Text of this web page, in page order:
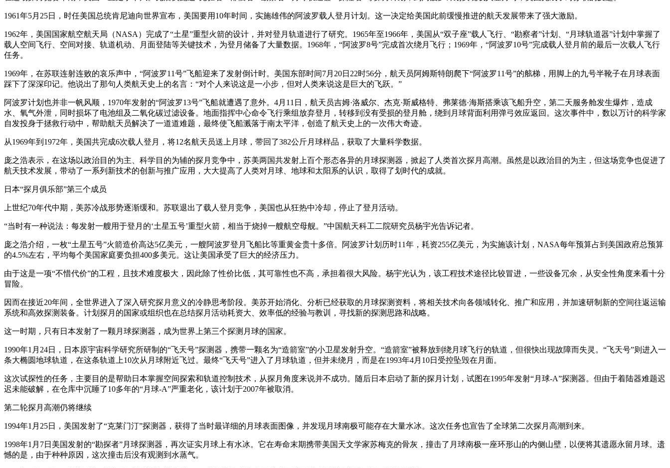
1961年5月25日，时任美国总统肯尼迪向世界宣布，美国要用10年时间，实施雄伟的阿波罗载人登月计划。这一决定给美国此前缓慢推进的航天发展带来了强大激励。
1962年，美国国家航空航天局（NASA）完成了“土星”重型火箭的设计，并对登月轨道进行了研究。1965年至1966年，美国从“双子座”载人飞行、“勘察者”计划、“月球轨道器”计划中掌握了
载人空间飞行、空间对接、轨道机动、月面登陆等关键技术，为登月储备了大量数据。1968年，“阿波罗8号”完成首次绕月飞行；1969年，“阿波罗10号”完成载人登月前的最后一次载人飞行
任务。
1969年，在苏联连射连败的哀乐声中，“阿波罗11号”飞船迎来了发射倒计时。美国东部时间7月20日22时56分，航天员阿姆斯特朗爬下“阿波罗11号”的舷梯，用脚上的九号半靴子在月球表面
踩下了深深印记。他说出了那句人类航天史上的名言：“对个人来说这是一小步，但对人类来说这是巨大的飞跃。”
阿波罗计划也并非一帆风顺，1970年发射的“阿波罗13号”飞船就遭遇了意外。4月11日，航天员吉姆·洛威尔、杰克·斯威格特、弗莱德·海斯搭乘该飞船升空，第二天服务舱发生爆炸，造成
水、氧气外泄，同时损坏了电池组及二氧化碳过滤设备。地面指挥中心命令飞行乘组放弃登月，转移到没有受损的登月舱，绕到月球背面利用弹弓效应返回。这次事件中，数以万计的科学家
自发投身于拯救行动中，帮助航天员解决了一道道难题，最终使飞船溅落于南太平洋，创造了航天史上的一次伟大奇迹。
从1969年到1972年，美国共完成6次载人登月，将12名航天员送上月球，带回了382公斤月球样品，获取了大量科学数据。
庞之浩表示，在这场以政治目的为主、科学目的为辅的探月竞争中，苏美两国共发射上百个形态各异的月球探测器，掀起了人类首次探月高潮。虽然是以政治目的为主，但这场竞争也促进了
航天技术发展，带动了一系列新技术的创新与推广应用，大大提高了人类对月球、地球和太阳系的认识，取得了划时代的成就。
日本“探月俱乐部”第三个成员
上世纪70年代中期，美苏冷战形势逐渐缓和。苏联退出了载人登月竞争，美国也从狂热中冷却，停止了登月活动。
“当时有一种说法：每发射一艘用于登月的‘土星五号’重型火箭，相当于烧掉一艘航空母舰。”中国航天科工二院研究员杨宇光告诉记者。
庞之浩介绍，一枚“土星五号”火箭造价高达5亿美元，一艘阿波罗登月飞船比等重黄金贵十多倍。阿波罗计划历时11年，耗资255亿美元，为实施该计划，NASA每年预算占到美国政府总预算
的4.5%左右，平均每个美国家庭要负担400多美元。这让美国承受了巨大的经济压力。
由于这是一项“不惜代价”的工程，且技术难度极大，因此除了性价比低，其可靠性也不高，承担着很大风险。杨宇光认为，该工程技术途径比较冒进，一些设备冗余，从安全性角度来看十分
冒险。
因而在接近20年间，全世界进入了深入研究探月意义的冷静思考阶段。美苏开始消化、分析已经获取的月球探测资料，将相关技术向各领域转化、推广和应用，并加速研制新的空间往返运输
系统和高效探测装备。计划探月的国家或组织也在总结探月活动耗资大、效率低的经验与教训，寻找新的探测思路和战略。
这一时期，只有日本发射了一颗月球探测器，成为世界上第三个探测月球的国家。
1990年1月24日，日本原宇宙科学研究所研制的“飞天号”探测器，携带一颗名为“造箭室”的小卫星发射升空。“造箭室”被释放到绕月球飞行的轨道，但很快出现故障而失灵。“飞天号”则进入一
条大椭圆地球轨道，在这条轨道上10次从月球附近飞过。最终“飞天号”进入了月球轨道，但并未绕月，而是在1993年4月10日受控坠毁在月面。
这次试探性的任务，主要目的是帮助日本掌握空间探索和轨道控制技术，从探月角度来说并不成功。随后日本启动了新的探月计划，试图在1995年发射“月球-A”探测器。但由于着陆器难题迟
迟未能破解，在仓库中沉睡了10多年的“月球-A”严重老化，该计划于2007年被取消。
第二轮探月高潮仍将继续
1994年1月25日，美国发射了“克莱门汀”探测器，获得了当时最详细的月球表面图像，并发现月球南极可能存在大量水冰。这次任务也宣告了全球第二次探月高潮到来。
1998年1月7日美国发射的“勘探者”月球探测器，再次证实月球上有水冰。它在寿命末期携带美国天文学家苏梅克的骨灰，撞击了月球南极一座环形山的内侧山壁，以便将其遗愿永留月球。遗
憾的是，由于种种原因，这次撞击后没有观测到水蒸气。